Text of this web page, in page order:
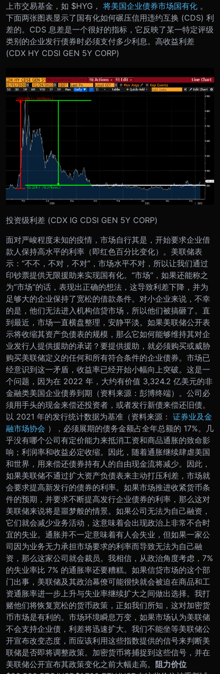
上市交易基金，如 $HYG， 将美国企业债券市场国有化 。
下面两张图表显示了国有化如何碾压信用违约互换 (CDS) 利
差的。CDS 息差是一个很好的指标，它反映了某一特定评级
类别的企业发行债券时必须支付多少利息。 高收益利差
(CDX HY CDSI GEN 5Y CORP)
投资级利差 (CDX IG CDSI GEN 5Y CORP)
面对严峻程度未知的疫情，市场自行其是，开始要求企业借
款人保持高水平的利率（即红色百分比变化）。美联储表
示：“不不，不对，不对”，市场水平不对，所以让我们通过
印钞票提供无限援助来实现国有化。“市场”，如果还能称之
为“市场”的话，表现出正确的想法，这导致利差下降，并为
足够大的企业保持了宽松的借款条件。对小企业来说，不幸
的是，他们无法进入机构信贷市场，所以他们被搞砸了。直
到最近，市场一直横盘整理，安静平淡。 如果美联储公开表
示将收缩其资产负债表的规模，那么它如何能够维持其对企
业发行人提供援助的承诺？要提供援助，就必须购买或威胁
购买美联储定义的任何和所有符合条件的企业债券。市场已
经意识到这一矛盾，收益率已经开始小幅向上突破。 这是一
个问题，因为在 2022 年，大约有价值 3,324.2 亿美元的非
金融类美国企业债券到期（资料来源：彭博终端）。公司必
须用手头的现金来偿还投资者，或者发行新债来偿还旧债。
以 2021 年的发行统计数据为基准（资料来源： 证券业及金
融市场协会 ），必须展期的债务金额占全年总额的 17%。 几
乎没有哪个公司有定价能力来抵消工资和商品通胀的致命影
响；利润率和收益必定收缩。因此，随着通胀继续肆虐美国
和世界，用来偿还债券持有人的自由现金流将减少。因此，
如果美联储不通过扩大资产负债表来主动打压利差，市场就
会要求提高新发行的债券的利率。 如果市场推进收紧货币条
件的预期，并要求不断提高发行企业债券的利率，那么这对
美联储来说将是噩梦般的情景。如果公司无法为自己融资，
它们就会减少业务活动，这意味着会出现政治上非常不合时
宜的失业。通胀并不一定意味着有人会失业，但如果一家公
司因为业务无力承担市场要求的利率而导致无法为自己融
资，那么这家公司就会裁员。 我相信，从政治角度考虑，7%
的失业率比 7% 的通胀率还要糟糕。如果信贷市场的这个部
门出事，美联储及其政治幕僚可能很快就会被迫在商品和工
资通胀率进一步上升与失业率继续扩大之间做出选择。我打
赌他们将恢复宽松的货币政策，正如我们所知，这对加密货
币市场是有利的。市场环境瞬息万变，如果市场认为美联储
不会支持企业债，利差将迅速扩大。 我们不能坐等美联储公
开宣布改变态度，而应该利用这些指数提供的信号来判断美
联储是否即将调整政策。加密货币将捕捉到这些信号，并在
美联储公开宣布其政策变化之前大幅走高。 阻力价位